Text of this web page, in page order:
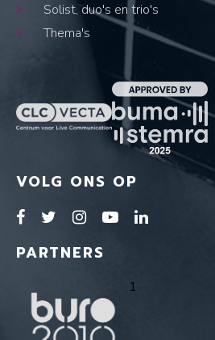
Solist, duo's en trio's
Thema's
VOLG ONS OP
PARTNERS
1